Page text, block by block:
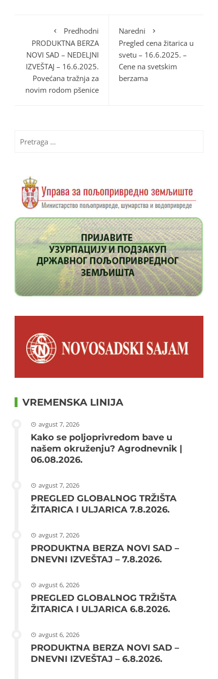
Predhodni
PRODUKTNA BERZA
NOVI SAD – NEDELJNI
IZVEŠTAJ – 16.6.2025.
Povećana tražnja za
novim rodom pšenice
Naredni
Pregled cena žitarica u
svetu – 16.6.2025. –
Cene na svetskim
berzama
za:
VREMENSKA LINIJA
avgust 7, 2026
Kako se poljoprivredom bave u
našem okruženju? Agrodnevnik |
06.08.2026.
avgust 7, 2026
PREGLED GLOBALNOG TRŽIŠTA
ŽITARICA I ULJARICA 7.8.2026.
avgust 7, 2026
PRODUKTNA BERZA NOVI SAD –
DNEVNI IZVEŠTAJ – 7.8.2026.
avgust 6, 2026
PREGLED GLOBALNOG TRŽIŠTA
ŽITARICA I ULJARICA 6.8.2026.
avgust 6, 2026
PRODUKTNA BERZA NOVI SAD –
DNEVNI IZVEŠTAJ – 6.8.2026.